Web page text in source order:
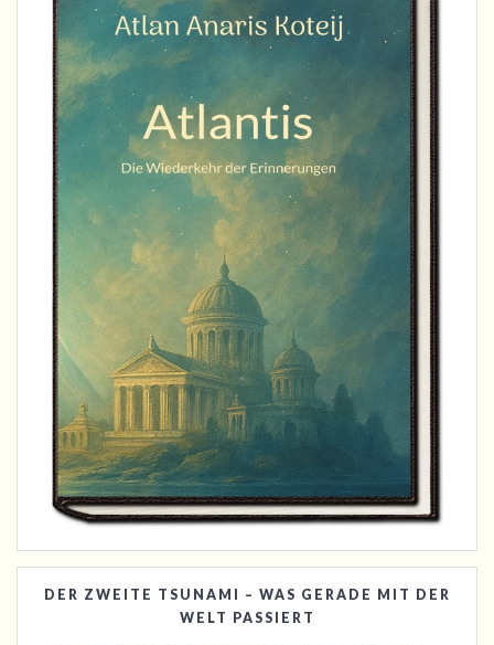
DER ZWEITE TSUNAMI – WAS GERADE MIT DER
WELT PASSIERT